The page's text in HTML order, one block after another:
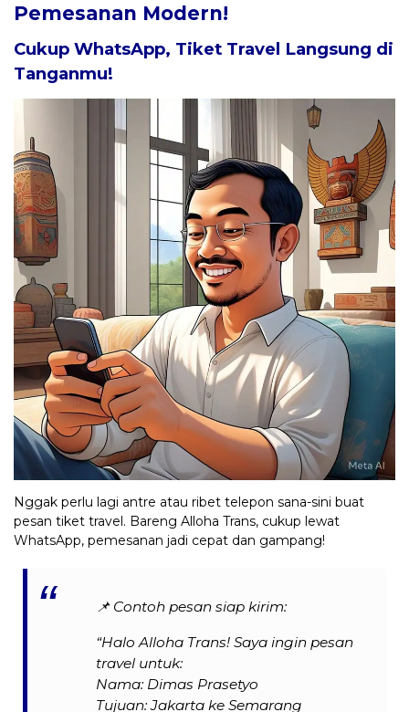
Pemesanan Modern!
Cukup WhatsApp, Tiket Travel Langsung di
Tanganmu!
Nggak perlu lagi antre atau ribet telepon sana-sini buat
pesan tiket travel. Bareng Alloha Trans, cukup lewat
WhatsApp, pemesanan jadi cepat dan gampang!
📌 Contoh pesan siap kirim:
“Halo Alloha Trans! Saya ingin pesan
travel untuk:
Nama: Dimas Prasetyo
Tujuan: Jakarta ke Semarang